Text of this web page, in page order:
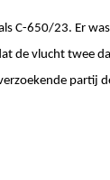
C-650/23. Er
de vlucht twee
partij